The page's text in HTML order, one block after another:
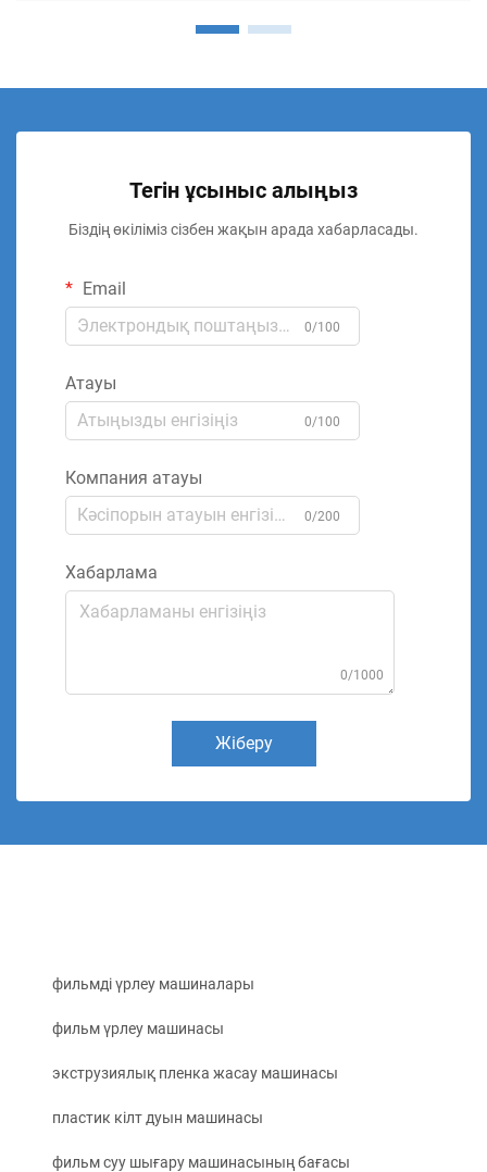
Тегін ұсыныс алыңыз
Біздің өкіліміз сізбен жақын арада хабарласады.
Email
0/100
Атауы
0/100
Компания атауы
0/200
Хабарлама
0/1000
Жіберу
фильмді үрлеу машиналары
фильм үрлеу машинасы
экструзиялық пленка жасау машинасы
пластик кілт дуын машинасы
фильм суу шығару машинасының бағасы